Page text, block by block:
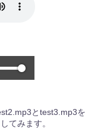
とtest3.mp3を
てみます。